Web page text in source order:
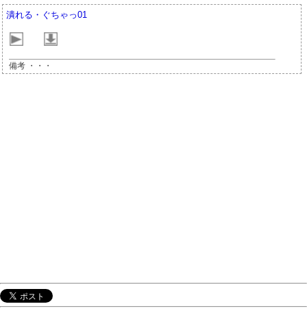
潰れる・ぐちゃっ01
備考 ・・・